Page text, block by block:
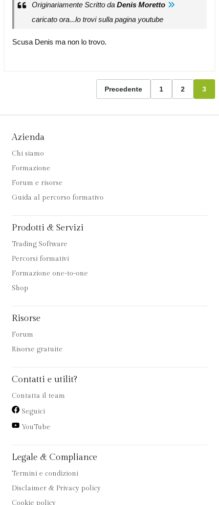
Originariamente Scritto da Denis Moretto
caricato ora...lo trovi sulla pagina youtube
Scusa Denis ma non lo trovo.
Precedente 1 2 3
Azienda
Chi siamo
Formazione
Forum e risorse
Guida al percorso formativo
Prodotti & Servizi
Trading Software
Percorsi formativi
Formazione one-to-one
Shop
Risorse
Forum
Risorse gratuite
Contatti e utilit?
Contatta il team
Seguici
YouTube
Legale & Compliance
Termini e condizioni
Disclaimer & Privacy policy
Cookie policy